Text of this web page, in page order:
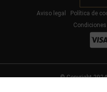
Aviso legal Política de
© Copyright